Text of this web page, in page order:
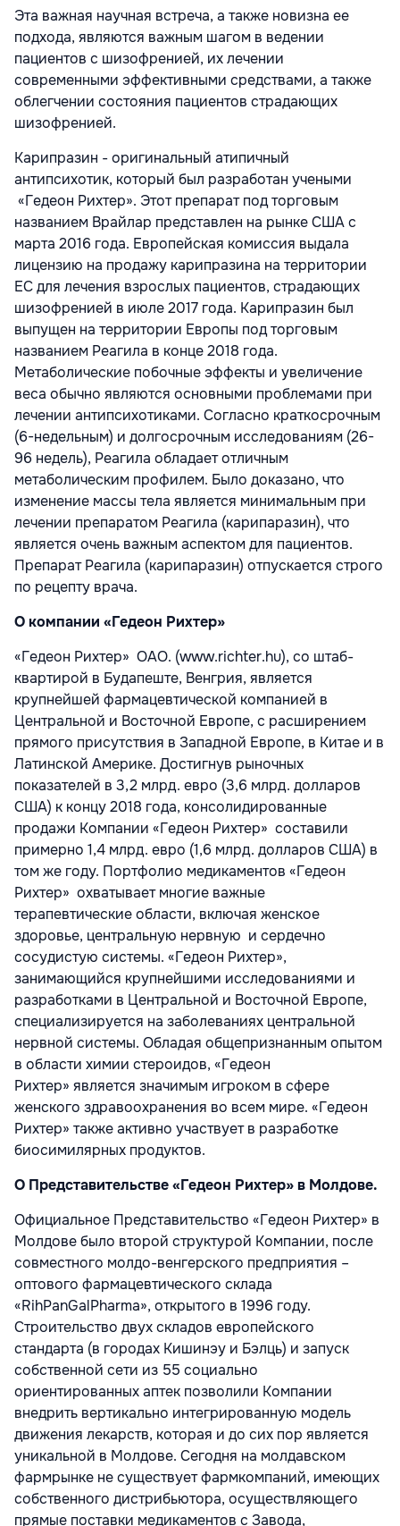
Эта важная научная встреча, а также новизна ее
подхода, являются важным шагом в ведении
пациентов с шизофренией, их лечении
современными эффективными средствами, а также
облегчении состояния пациентов страдающих
шизофренией.
Карипразин - оригинальный атипичный
антипсихотик, который был разработан учеными
«Гедеон Рихтер». Этот препарат под торговым
названием Врайлар представлен на рынке США с
марта 2016 года. Европейская комиссия выдала
лицензию на продажу карипразина на территории
ЕС для лечения взрослых пациентов, страдающих
шизофренией в июле 2017 года. Карипразин был
выпущен на территории Европы под торговым
названием Реагила в конце 2018 года.
Метаболические побочные эффекты и увеличение
веса обычно являются основными проблемами при
лечении антипсихотиками. Согласно краткосрочным
(6-недельным) и долгосрочным исследованиям (26-
96 недель), Реагила обладает отличным
метаболическим профилем. Было доказано, что
изменение массы тела является минимальным при
лечении препаратом Реагила (карипаразин), что
является очень важным аспектом для пациентов.
Препарат Реагила (карипаразин) отпускается строго
по рецепту врача.
О компании «Гедеон Рихтер»
«Гедеон Рихтер» ОАО. (www.richter.hu), со штаб-
квартирой в Будапеште, Венгрия, является
крупнейшей фармацевтической компанией в
Центральной и Восточной Европе, с расширением
прямого присутствия в Западной Европе, в Китае и в
Латинской Америке. Достигнув рыночных
показателей в 3,2 млрд. евро (3,6 млрд. долларов
США) к концу 2018 года, консолидированные
продажи Компании «Гедеон Рихтер» составили
примерно 1,4 млрд. евро (1,6 млрд. долларов США) в
том же году. Портфолио медикаментов «Гедеон
Рихтер» охватывает многие важные
терапевтические области, включая женское
здоровье, центральную нервную и сердечно
сосудистую системы. «Гедеон Рихтер»,
занимающийся крупнейшими исследованиями и
разработками в Центральной и Восточной Европе,
специализируется на заболеваниях центральной
нервной системы. Обладая общепризнанным опытом
в области химии стероидов, «Гедеон
Рихтер» является значимым игроком в сфере
женского здравоохранения во всем мире. «Гедеон
Рихтер» также активно участвует в разработке
биосимилярных продуктов.
О Представительстве «Гедеон Рихтер» в Молдове.
Официальное Представительство «Гедеон Рихтер» в
Молдове было второй структурой Компании, после
совместного молдо-венгерского предприятия –
оптового фармацевтического склада
«RihPanGalPharma», открытого в 1996 году.
Строительство двух складов европейского
стандарта (в городах Кишинэу и Бэлць) и запуск
собственной сети из 55 социально
ориентированных аптек позволили Компании
внедрить вертикально интегрированную модель
движения лекарств, которая и до сих пор является
уникальной в Молдове. Сегодня на молдавском
фармрынке не существует фармкомпаний, имеющих
собственного дистрибьютора, осуществляющего
прямые поставки медикаментов с Завода,